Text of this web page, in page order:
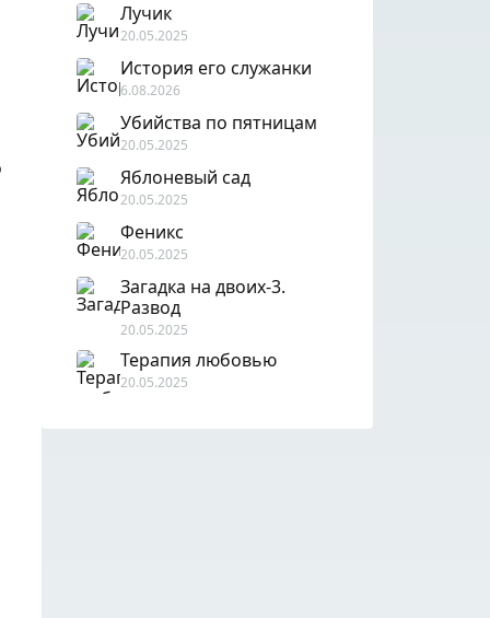
Лучик
20.05.2025
История его служанки
6.08.2026
Убийства по пятницам
20.05.2025
Яблоневый сад
20.05.2025
Феникс
20.05.2025
Загадка на двоих-3.
Развод
20.05.2025
Терапия любовью
20.05.2025